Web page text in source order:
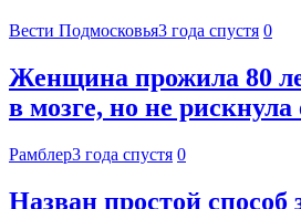
Вести Подмосковья3 года спустя 0
Женщина прожила 80
в мозге, но не
Рамблер3 года спустя 0
Назван простой способ